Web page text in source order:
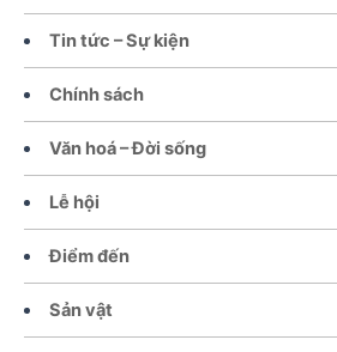
Tin tức – Sự kiện
Chính sách
Văn hoá – Đời sống
Lễ hội
Điểm đến
Sản vật